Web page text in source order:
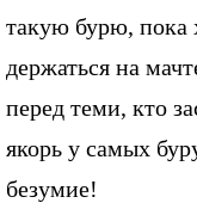
такую бурю, пока
держаться на
перед теми, кто
якорь у самых
безумие!